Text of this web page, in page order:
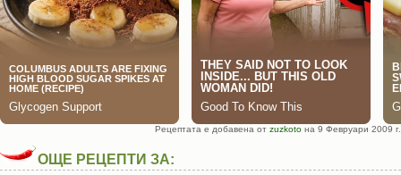
Рецептата е добавена от zuzkoto на 9 Февруари 2009 г.
ОЩЕ РЕЦЕПТИ ЗА: